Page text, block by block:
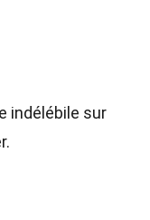
indélébile sur